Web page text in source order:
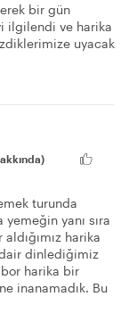
bir gün
ilgilendi ve harika
uyacak
turunda
yanı sıra
harika
dinlediğimiz
harika bir
inanamadık. Bu